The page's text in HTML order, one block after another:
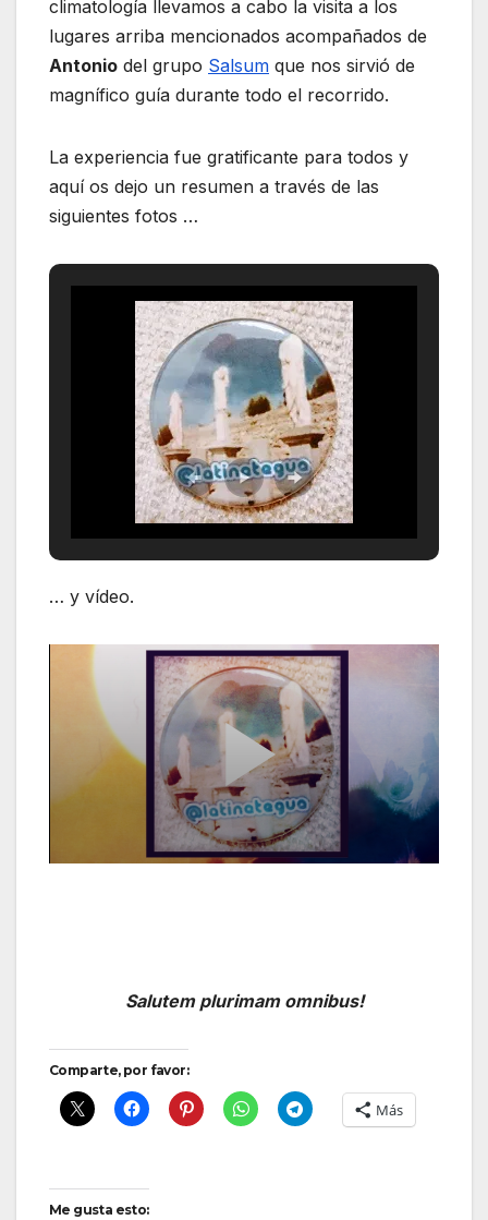
climatología llevamos a cabo la visita a los
lugares arriba mencionados acompañados de
Antonio del grupo Salsum que nos sirvió de
magnífico guía durante todo el recorrido.
La experiencia fue gratificante para todos y
aquí os dejo un resumen a través de las
siguientes fotos …
… y vídeo.
Salutem plurimam omnibus!
Comparte, por favor:
Más
Me gusta esto: